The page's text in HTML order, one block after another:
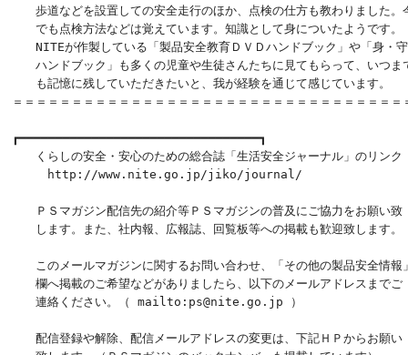
歩道などを設置しての安全走行のほか、点検の仕方も教わりました。
でも点検方法などは覚えています。知識として身についたようです。
NITEが作製している「製品安全教育ＤＶＤハンドブック」や「身・
ハンドブック」も多くの児童や生徒さんたちに見てもらって、いつま
も記憶に残していただきたいと、我が経験を通じて感じています。
＝＝＝＝＝＝＝＝＝＝＝＝＝＝＝＝＝＝＝＝＝＝＝＝＝＝＝＝＝＝＝＝＝
┏━━━━━━━━━━━━━━━━━━━━━━━━━━━━━━━━━┓
くらしの安全・安心のための総合誌「生活安全ジャーナル」のリンク
http://www.nite.go.jp/jiko/
ＰＳマガジン配信先の紹介等ＰＳマガジンの普及にご協力をお願い致
します。また、社内報、広報誌、回覧板等への掲載も歓迎致します。
このメールマガジンに関するお問い合わせ、「その他の製品安全情報
欄へ掲載のご希望などがありましたら、以下のメールアドレスまでご
連絡ください。（
配信登録や解除、配信メールアドレスの変更は、下記ＨＰからお願い